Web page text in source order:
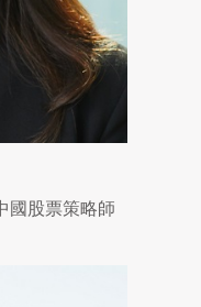
國股票策略師